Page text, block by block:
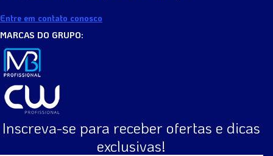
Entre em contato conosco
MARCAS DO GRUPO:
Inscreva-se para receber ofertas e dicas
exclusivas!